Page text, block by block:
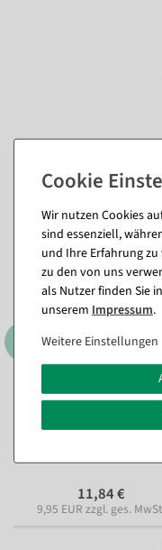
Nachhaltiges
Lieblingsmensch 15mm,
11,84 €
9,95 EUR zzgl. ges.
Wir nutzen Cookies
sind essenziell,
und Ihre Erfahrung
zu den von uns
als Nutzer finden Sie
unserem Impressum.
Weitere Einstellungen